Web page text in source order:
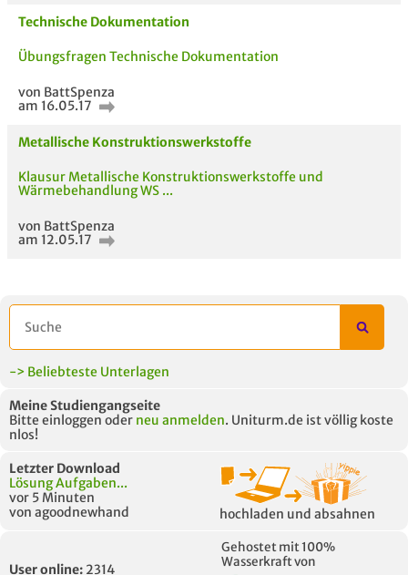
5 VERWANDTE
MODULE
Technische Dokumentation
Übungsfragen Technische Dokumentation
von BattSpenza
am 16.05.17
Metallische Konstruktionswerkstoffe
Klausur Metallische Konstruktionswerkstoffe und
Wärmebehandlung WS ...
von BattSpenza
am 12.05.17
-> Beliebteste Unterlagen
Meine Studiengangseite
Bitte einloggen oder neu anmelden. Uniturm.de ist völlig koste
nlos!
Letzter Download
Lösung Aufgaben...
vor 5 Minuten
von agoodnewhand
hochladen und absahnen
User online: 2314
Gehostet mit 100%
Wasserkraft von